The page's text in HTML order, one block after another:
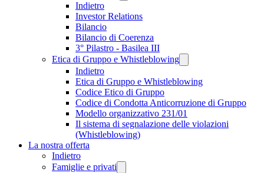
Indietro
Investor Relations
Bilancio
Bilancio di Coerenza
3° Pilastro - Basilea III
Etica di Gruppo e Whistleblowing
Indietro
Etica di Gruppo e Whistleblowing
Codice Etico di Gruppo
Codice di Condotta Anticorruzione di Gruppo
Modello organizzativo 231/01
Il sistema di segnalazione delle violazioni
(Whistleblowing)
La nostra offerta
Indietro
Famiglie e privati